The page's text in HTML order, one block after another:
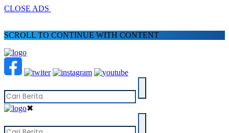
CLOSE ADS
SCROLL TO CONTINUE WITH CONTENT
✖